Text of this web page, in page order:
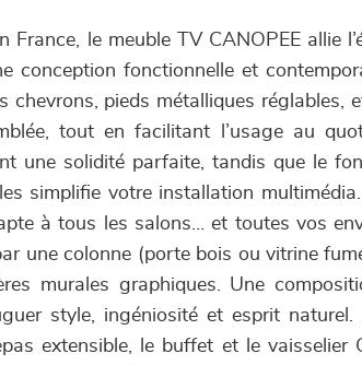
France, le meuble TV CANOPEE allie
conception fonctionnelle et
chevrons, pieds métalliques réglables,
tout en facilitant l’usage au
une solidité parfaite, tandis que le
simplifie votre installation
à tous les salons… et toutes vos
une colonne (porte bois ou vitrine
murales graphiques. Une
style, ingéniosité et esprit
extensible, le buffet et le vaisselier